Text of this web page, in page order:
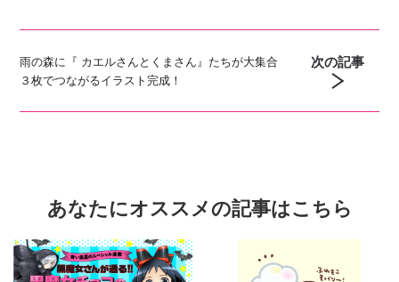
雨の森に『 カエルさんとくまさん』たちが大集合
３枚でつながるイラスト完成！
次の記事
あなたにオススメの記事はこちら